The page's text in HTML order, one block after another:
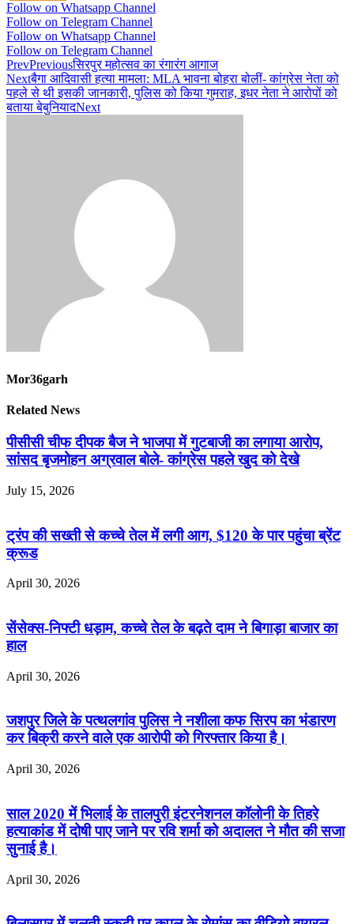
Follow on Whatsapp Channel
Follow on Telegram Channel
Follow on Whatsapp Channel
Follow on Telegram Channel
PrevPreviousसिरपुर महोत्सव का रंगारंग आगाज
Nextबैगा आदिवासी हत्या मामला: MLA भावना बोहरा बोलीं- कांग्रेस नेता को
पहले से थी इसकी जानकारी, पुलिस को किया गुमराह, इधर नेता ने आरोपों को
बताया बेबुनियादNext
Mor36garh
Related News
पीसीसी चीफ दीपक बैज ने भाजपा में गुटबाजी का लगाया आरोप,
सांसद बृजमोहन अग्रवाल बोले- कांग्रेस पहले खुद को देखे
July 15, 2026
ट्रंप की सख्ती से कच्चे तेल में लगी आग, $120 के पार पहुंचा ब्रेंट
क्रूड
April 30, 2026
सेंसेक्स-निफ्टी धड़ाम, कच्चे तेल के बढ़ते दाम ने बिगाड़ा बाजार का
हाल
April 30, 2026
जशपुर जिले के पत्थलगांव पुलिस ने नशीला कफ सिरप का भंडारण
कर बिक्री करने वाले एक आरोपी को गिरफ्तार किया है।
April 30, 2026
साल 2020 में भिलाई के तालपुरी इंटरनेशनल कॉलोनी के तिहरे
हत्याकांड में दोषी पाए जाने पर रवि शर्मा को अदालत ने मौत की सजा
सुनाई है।
April 30, 2026